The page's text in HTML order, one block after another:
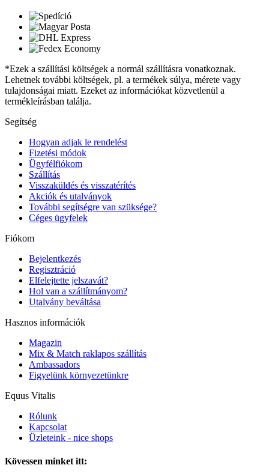
*Ezek a szállítási költségek a normál szállításra vonatkoznak.
Lehetnek további költségek, pl. a termékek súlya, mérete vagy
tulajdonságai miatt. Ezeket az információkat közvetlenül a
termékleírásban találja.
Segítség
Hogyan adjak le rendelést
Fizetési módok
Ügyfélfiókom
Szállítás
Visszaküldés és visszatérítés
Akciók és utalványok
További segítségre van szüksége?
Céges ügyfelek
Fiókom
Bejelentkezés
Regisztráció
Elfelejtette jelszavát?
Hol van a szállítmányom?
Utalvány beváltása
Hasznos információk
Magazin
Mix & Match raklapos szállítás
Ambassadors
Figyelünk környezetünkre
Equus Vitalis
Rólunk
Kapcsolat
Üzleteink - nice shops
Kövessen minket itt: